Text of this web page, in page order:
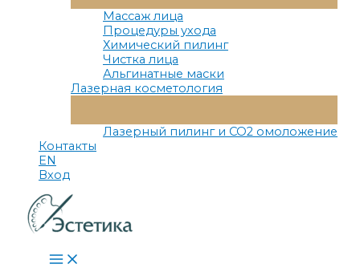
Меню
Массаж лица
Процедуры ухода
Химический пилинг
Чистка лица
Альгинатные маски
Лазерная косметология
Меню
Лазерный пилинг и СО2 омоложение
Контакты
EN
Вход
Main
Menu